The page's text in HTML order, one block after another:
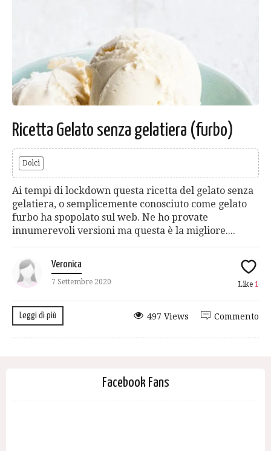
Ricetta Gelato senza gelatiera (furbo)
Dolci
Ai tempi di lockdown questa ricetta del gelato senza
gelatiera, o semplicemente conosciuto come gelato
furbo ha spopolato sul web. Ne ho provate
innumerevoli versioni ma questa è la migliore....
Veronica
7 Settembre 2020 Like 1
Leggi di più Commento
497 Views
Facebook Fans